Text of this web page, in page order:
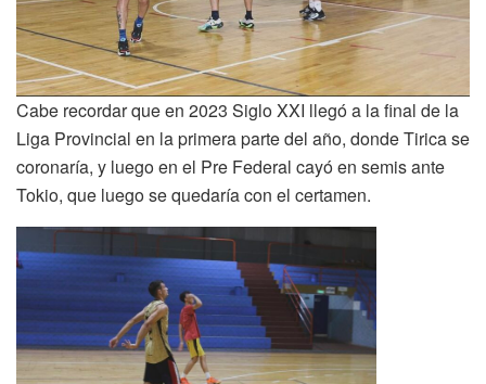
Cabe recordar que en 2023 Siglo XXI llegó a la final de la
Liga Provincial en la primera parte del año, donde Tirica se
coronaría, y luego en el Pre Federal cayó en semis ante
Tokio, que luego se quedaría con el certamen.